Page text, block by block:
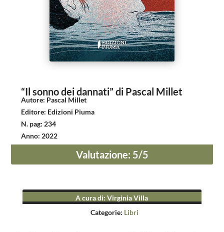
“Il sonno dei dannati” di Pascal Millet
Autore: Pascal Millet
Editore: Edizioni Piuma
N. pag: 234
Anno: 2022
Valutazione: 5/5
A cura di:Virginia Villa
Categorie: Libri